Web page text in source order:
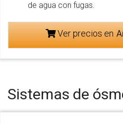
de agua con fugas.
Ver precios en
Sistemas de